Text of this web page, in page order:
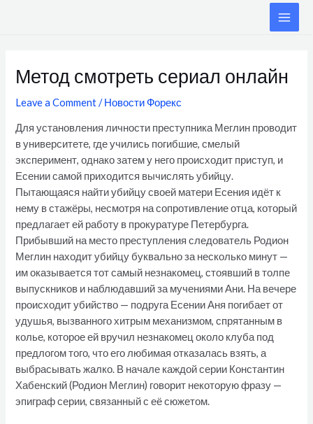
Метод смотреть сериал онлайн
Leave a Comment /Новости Форекс
Для установления личности преступника Меглин проводит
в университете, где учились погибшие, смелый
эксперимент, однако затем у него происходит приступ, и
Есении самой приходится вычислять убийцу.
Пытающаяся найти убийцу своей матери Есения идёт к
нему в стажёры, несмотря на сопротивление отца, который
предлагает ей работу в прокуратуре Петербурга.
Прибывший на место преступления следователь Родион
Меглин находит убийцу буквально за несколько минут —
им оказывается тот самый незнакомец, стоявший в толпе
выпускников и наблюдавший за мучениями Ани. На вечере
происходит убийство — подруга Есении Аня погибает от
удушья, вызванного хитрым механизмом, спрятанным в
колье, которое ей вручил незнакомец около клуба под
предлогом того, что его любимая отказалась взять, а
выбрасывать жалко. В начале каждой серии Константин
Хабенский (Родион Меглин) говорит некоторую фразу —
эпиграф серии, связанный с её сюжетом.